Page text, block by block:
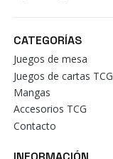
CATEGORÍAS
Juegos de mesa
Juegos de cartas TCG
Mangas
Accesorios TCG
Contacto